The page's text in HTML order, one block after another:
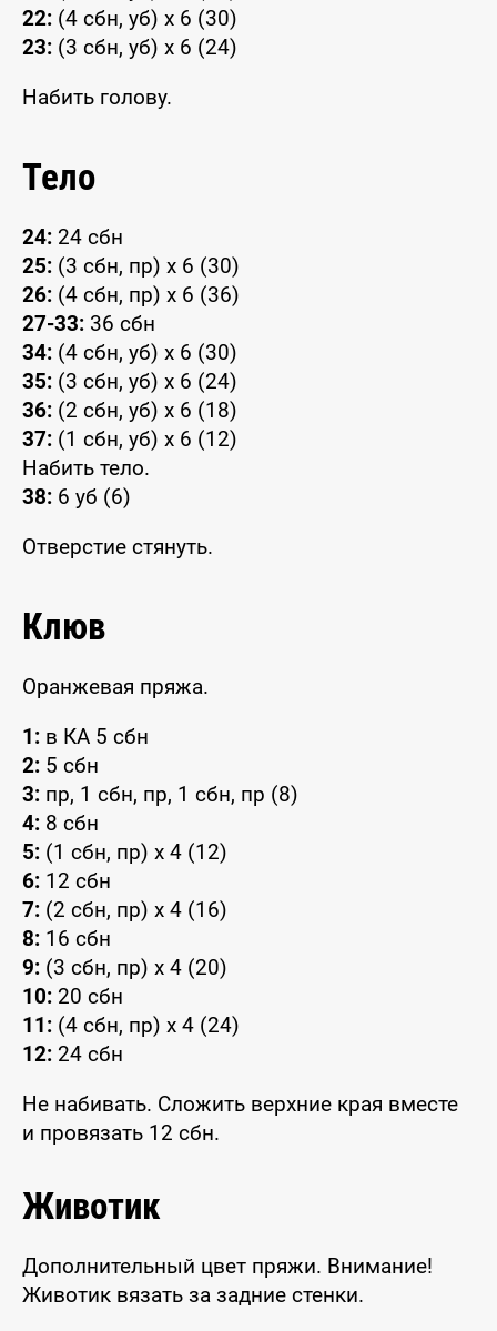
22: (4 сбн, уб) x 6 (30)
23: (3 сбн, уб) x 6 (24)
Набить голову.
Тело
24: 24 сбн
25: (3 сбн, пр) x 6 (30)
26: (4 сбн, пр) x 6 (36)
27-33: 36 сбн
34: (4 сбн, уб) x 6 (30)
35: (3 сбн, уб) x 6 (24)
36: (2 сбн, уб) x 6 (18)
37: (1 сбн, уб) x 6 (12)
Набить тело.
38: 6 уб (6)
Отверстие стянуть.
Клюв
Оранжевая пряжа.
1: в КА 5 сбн
2: 5 сбн
3: пр, 1 сбн, пр, 1 сбн, пр (8)
4: 8 сбн
5: (1 сбн, пр) x 4 (12)
6: 12 сбн
7: (2 сбн, пр) x 4 (16)
8: 16 сбн
9: (3 сбн, пр) x 4 (20)
10: 20 сбн
11: (4 сбн, пр) x 4 (24)
12: 24 сбн
Не набивать. Сложить верхние края вместе
и провязать 12 сбн.
Животик
Дополнительный цвет пряжи. Внимание!
Животик вязать за задние стенки.